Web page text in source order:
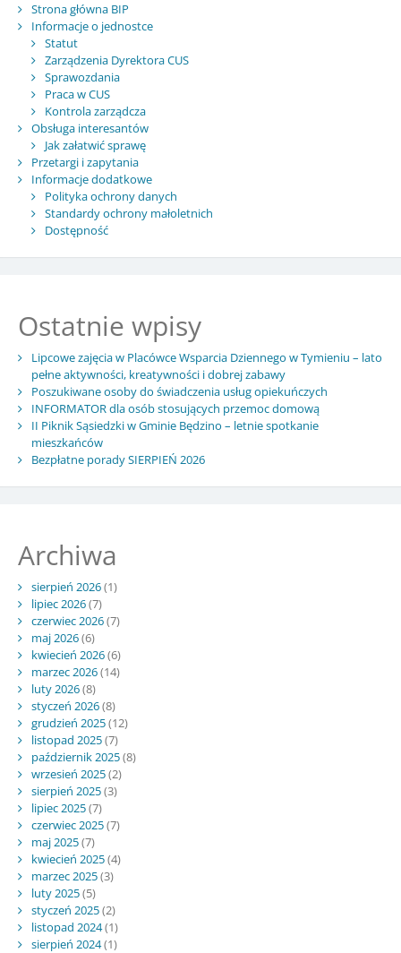
Strona główna BIP
Informacje o jednostce
Statut
Zarządzenia Dyrektora CUS
Sprawozdania
Praca w CUS
Kontrola zarządcza
Obsługa interesantów
Jak załatwić sprawę
Przetargi i zapytania
Informacje dodatkowe
Polityka ochrony danych
Standardy ochrony małoletnich
Dostępność
Ostatnie wpisy
Lipcowe zajęcia w Placówce Wsparcia Dziennego w Tymieniu – lato
pełne aktywności, kreatywności i dobrej zabawy
Poszukiwane osoby do świadczenia usług opiekuńczych
INFORMATOR dla osób stosujących przemoc domową
II Piknik Sąsiedzki w Gminie Będzino – letnie spotkanie
mieszkańców
Bezpłatne porady SIERPIEŃ 2026
Archiwa
sierpień 2026(1)
lipiec 2026(7)
czerwiec 2026(7)
maj 2026(6)
kwiecień 2026(6)
marzec 2026(14)
luty 2026(8)
styczeń 2026(8)
grudzień 2025(12)
listopad 2025(7)
październik 2025(8)
wrzesień 2025(2)
sierpień 2025(3)
lipiec 2025(7)
czerwiec 2025(7)
maj 2025(7)
kwiecień 2025(4)
marzec 2025(3)
luty 2025(5)
styczeń 2025(2)
listopad 2024(1)
sierpień 2024(1)